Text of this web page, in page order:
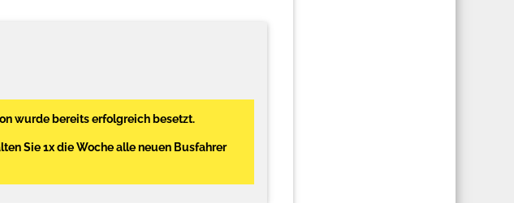
wurde bereits erfolgreich besetzt.
Sie 1x die Woche alle neuen Busfahrer